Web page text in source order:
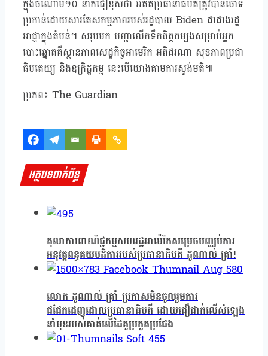
ក្នុងចំណោម១០ នាក់ជឿខុសថា អតីតប្រធានាធិបតីត្រូវបានចោទ
ប្រកាន់ដោយសារតែសកម្មភាពរបស់រដ្ឋបាល Biden ជាជាងរដ្ឋ
អាជ្ញាក្នុងតំបន់។ សរុបមក បញ្ហាលើកទឹកចិត្តចម្បងសម្រាប់អ្នក
បោះឆ្នោតគឺស្ថានភាពសេដ្ឋកិច្ចអាមេរិក អតិផរណា សុខភាពប្រជា
ធិបតេយ្យ និងឧក្រិដ្ឋកម្ម នេះបើយោងតាមការស្ទង់មតិ៕
ប្រភព៖ The Guardian
អត្ថបទពាក់ព័ន្ធ
តុលាការពាណិជ្ជកម្មសហរដ្ឋអាម៉េរិកសម្រេចបញ្ឈប់ការ
អនុវត្តពន្ធគយបដិការរបស់ប្រធានាធិបតី ដូណាល់ ត្រាំ!
លោក ដូណាល់ ត្រាំ ប្រកាសមិនចូលរួមការ
ជជែកដេញដោលប្រធានាធិបតី ដោយជឿជាក់លើសំឡេង
នាំមុខរបស់គាត់លើដៃគូប្រកួតប្រជែង